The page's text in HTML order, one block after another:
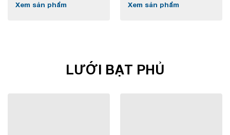
Xem sản phẩm Xem sản phẩm
LƯỚI BẠT PHỦ